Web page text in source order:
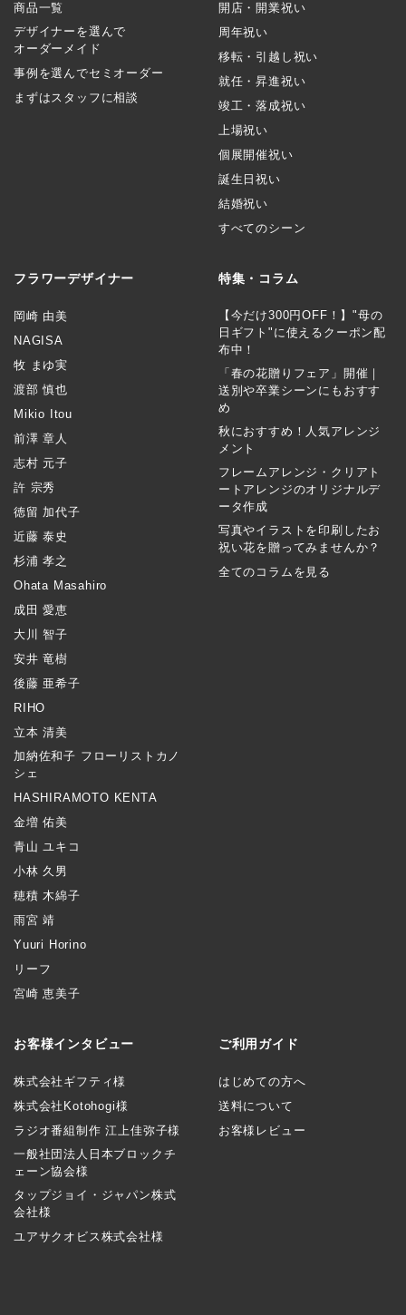
商品一覧
デザイナーを選んで
オーダーメイド
事例を選んでセミオーダー
まずはスタッフに相談
開店・開業祝い
周年祝い
移転・引越し祝い
就任・昇進祝い
竣工・落成祝い
上場祝い
個展開催祝い
誕生日祝い
結婚祝い
すべてのシーン
フラワーデザイナー
岡崎 由美
NAGISA
牧 まゆ実
渡部 慎也
Mikio Itou
前澤 章人
志村 元子
許 宗秀
徳留 加代子
近藤 泰史
杉浦 孝之
Ohata Masahiro
成田 愛恵
大川 智子
安井 竜樹
後藤 亜希子
RIHO
立本 清美
加納佐和子 フローリストカノ
シェ
HASHIRAMOTO KENTA
金増 佑美
青山 ユキコ
小林 久男
穂積 木綿子
雨宮 靖
Yuuri Horino
リーフ
宮崎 恵美子
特集・コラム
【今だけ300円OFF！】"母の
日ギフト"に使えるクーポン配
布中！
「春の花贈りフェア」開催｜
送別や卒業シーンにもおすす
め
秋におすすめ！人気アレンジ
メント
フレームアレンジ・クリアト
ートアレンジのオリジナルデ
ータ作成
写真やイラストを印刷したお
祝い花を贈ってみませんか？
全てのコラムを見る
お客様インタビュー
株式会社ギフティ様
株式会社Kotohogi様
ラジオ番組制作 江上佳弥子様
一般社団法人日本ブロックチ
ェーン協会様
タップジョイ・ジャパン株式
会社様
ユアサクオビス株式会社様
ご利用ガイド
はじめての方へ
送料について
お客様レビュー